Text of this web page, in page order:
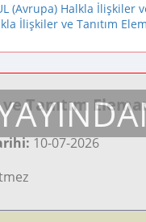
(Avrupa) Halkla İlişkiler
İlişkiler ve Tanıtım
Tanıtım
10-07-2026